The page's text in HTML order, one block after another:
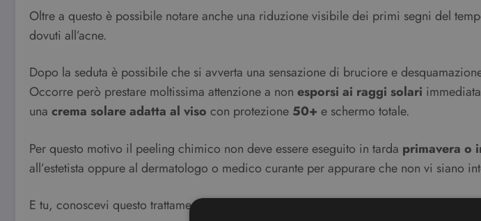
Oltre a questo è possibile notare anche una riduzione visibile dei primi segni del
dovuti all’acne.
Dopo la seduta è possibile che si avverta una sensazione di bruciore e
Occorre però prestare moltissima attenzione a non esporsi ai raggi solari
una crema solare adatta al viso con protezione 50+ e schermo totale.
Per questo motivo il peeling chimico non deve essere eseguito in tarda primavera o
all’estetista oppure al dermatologo o medico curante per appurare che non vi
E tu, conoscevi questo trattamento? L’hai già eseguito?